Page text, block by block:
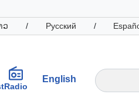
ວ / Русский /
Radio
English